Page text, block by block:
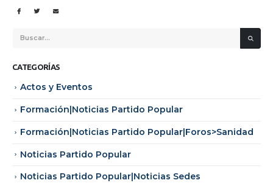
CATEGORÍAS
Actos y Eventos
Formación|Noticias Partido Popular
Formación|Noticias Partido Popular|Foros>Sanidad
Noticias Partido Popular
Noticias Partido Popular|Noticias Sedes